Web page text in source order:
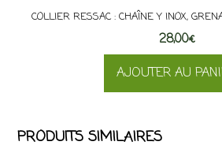
COLLIER RESSAC : CHAÎNE Y INOX,
28,00€
AJOUTER AU
PRODUITS SIMILAIRES